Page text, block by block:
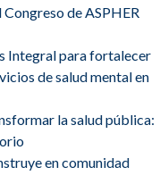
de ASPHER
Integral para fortalecer
de salud mental en
la salud pública:
en comunidad